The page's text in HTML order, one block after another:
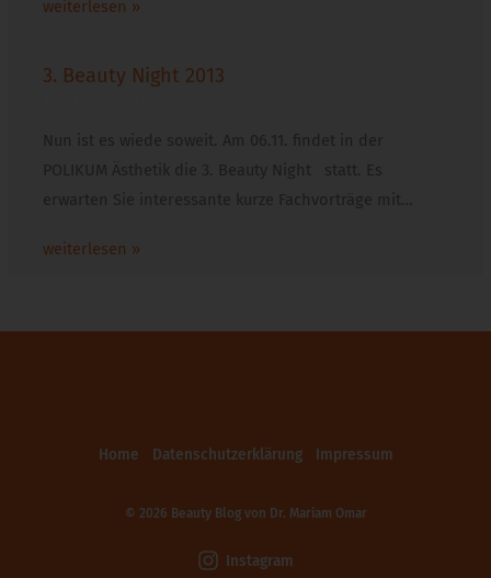
weiterlesen »
3. Beauty Night 2013
weiterlesen »
Home Datenschutzerklärung Impressum
© 2026 Beauty Blog von Dr. Mariam Omar
Instagram